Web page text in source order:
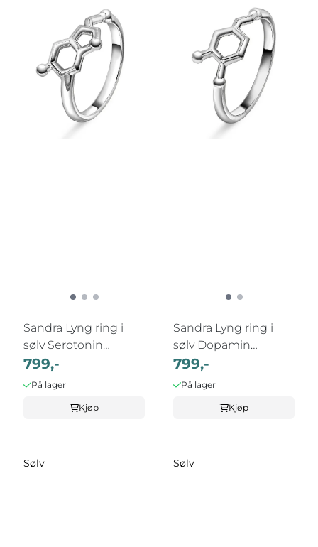
Sandra Lyng ring i
sølv Serotonin
GLEDE
799,-
På lager
Kjøp
Sandra Lyng ring i
sølv Dopamin
MOTIVASJON
799,-
På lager
Kjøp
Sølv Sølv